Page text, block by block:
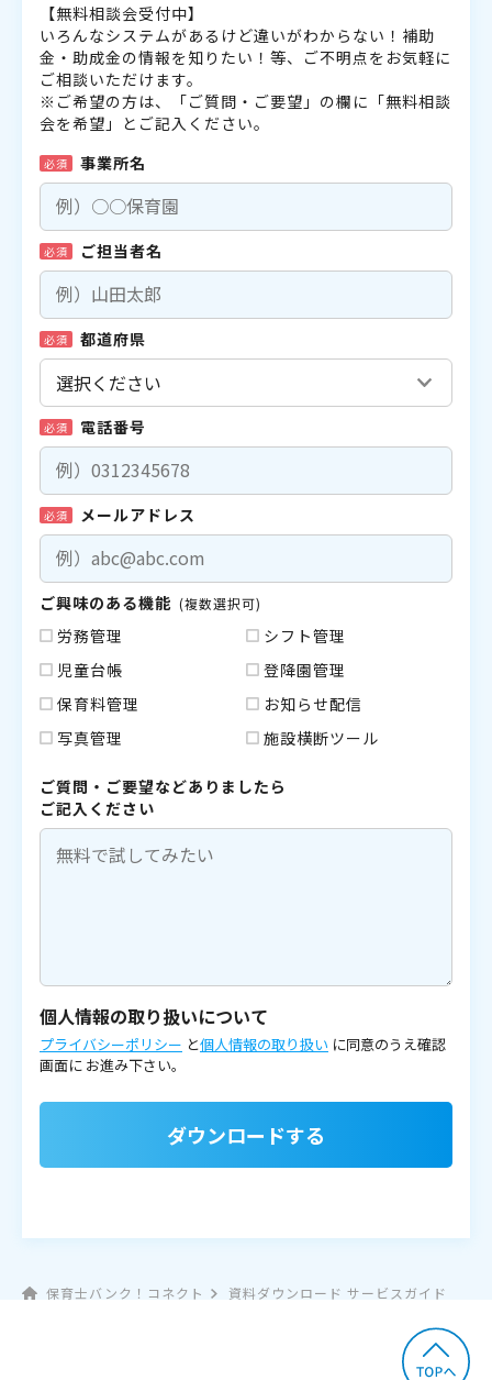
【無料相談会受付中】
いろんなシステムがあるけど違いがわからない！補助
金・助成金の情報を知りたい！等、ご不明点をお気軽に
ご相談いただけます。
※ご希望の方は、「ご質問・ご要望」の欄に「無料相談
会を希望」とご記入ください。
必須 事業所名
必須 ご担当者名
必須 都道府県
必須 電話番号
必須 メールアドレス
ご興味のある機能 (複数選択可)
労務管理
シフト管理
児童台帳
登降園管理
保育料管理
お知らせ配信
写真管理
施設横断ツール
ご質問・ご要望などありましたら
ご記入ください
個人情報の取り扱いについて
プライバシーポリシー と個人情報の取り扱い に同意のうえ確認
画面に お進み下さい。
ダウンロードする
保育士バンク！コネクト 資料ダウンロード サービスガイド